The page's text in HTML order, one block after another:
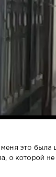
это была
о которой